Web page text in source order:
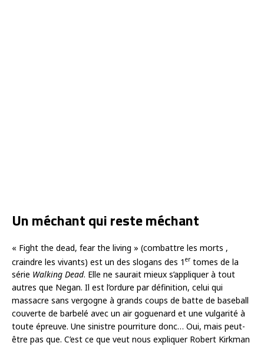
Un méchant qui reste méchant
« Fight the dead, fear the living » (combattre les morts ,
craindre les vivants) est un des slogans des 1 ertomes de la
série Walking Dead. Elle ne saurait mieux s’appliquer à tout
autres que Negan. Il est l’ordure par définition, celui qui
massacre sans vergogne à grands coups de batte de baseball
couverte de barbelé avec un air goguenard et une vulgarité à
toute épreuve. Une sinistre pourriture donc… Oui, mais peut-
être pas que. C’est ce que veut nous expliquer Robert Kirkman